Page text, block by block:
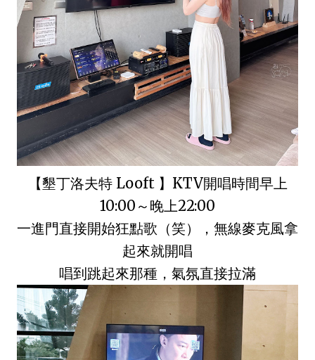
【墾丁洛夫特 Looft 】KTV開唱時間早上
10:00～晚上22:00
一進門直接開始狂點歌（笑），無線麥克風拿
起來就開唱
唱到跳起來那種，氣氛直接拉滿